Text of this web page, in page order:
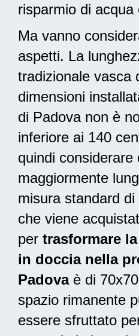
risparmio di acqua
Ma vanno
aspetti. La
tradizionale vasca
dimensioni
di Padova non è
inferiore ai 140
quindi considerare
maggiormente
misura standard
che viene
per trasformare
in doccia nella
Padovaè di
spazio rimanente
essere sfruttato